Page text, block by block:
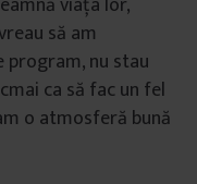
să am
nu stau
ca să fac un fel
o atmosferă bună